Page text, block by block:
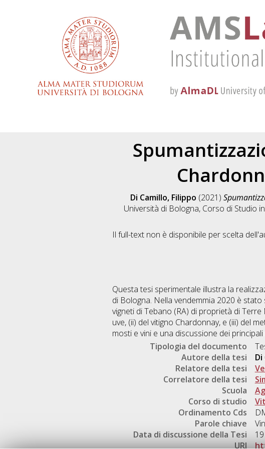
Di Camillo, Filippo (2021)
Università di Bologna, Corso di Studio in
Il full-text non è disponibile per scelta
Questa tesi sperimentale illustra la
di Bologna. Nella vendemmia 2020 è
vigneti di Tebano (RA) di proprietà di
uve, (ii) del vitigno Chardonnay, e (iii) del
mosti e vini e una discussione dei
Tipologia del documento
Autore della tesi
Relatore della tesi
Correlatore della tesi
Scuola
Corso di studio
Ordinamento Cds
Parole chiave
Data di discussione della Tesi
URI